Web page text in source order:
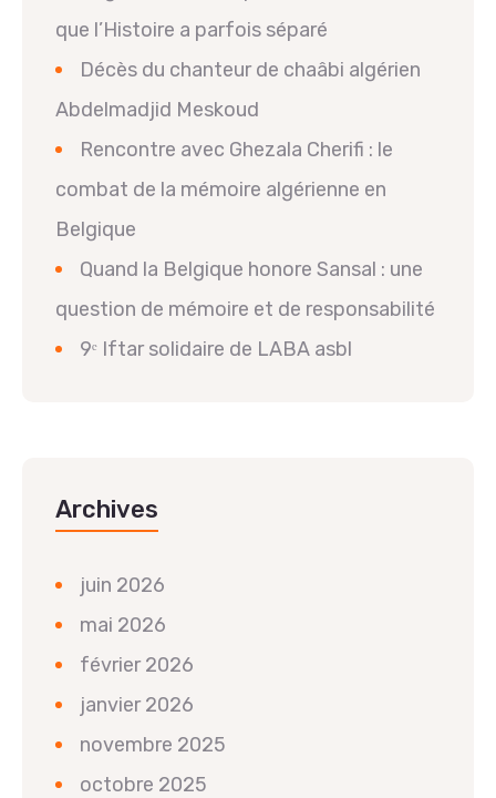
que l’Histoire a parfois séparé
Décès du chanteur de chaâbi algérien
Abdelmadjid Meskoud
Rencontre avec Ghezala Cherifi : le
combat de la mémoire algérienne en
Belgique
Quand la Belgique honore Sansal : une
question de mémoire et de responsabilité
9ᵉ Iftar solidaire de LABA asbl
Archives
juin 2026
mai 2026
février 2026
janvier 2026
novembre 2025
octobre 2025